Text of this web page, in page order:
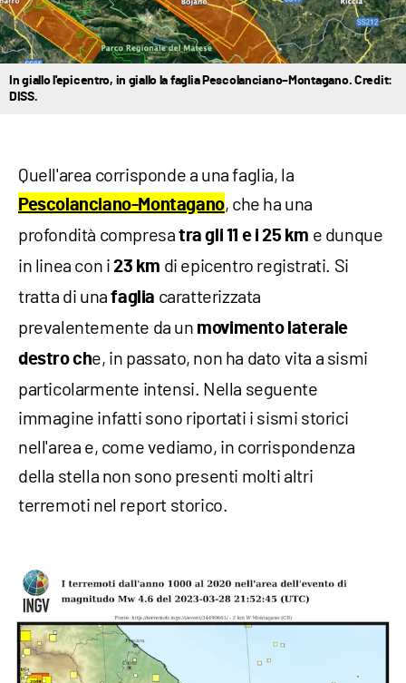
In giallo l'epicentro, in giallo la faglia Pescolanciano–Montagano. Credit:
DISS.
Quell'area corrisponde a una faglia, la
Pescolanciano-Montagano, che ha una
profondità compresatra gli 11 e i 25 km e dunque
in linea con i 23 km di epicentro registrati. Si
tratta di unafaglia caratterizzata
prevalentemente da un movimento laterale
destro che, in passato, non ha dato vita a sismi
particolarmente intensi. Nella seguente
immagine infatti sono riportati i sismi storici
nell'area e, come vediamo, in corrispondenza
della stella non sono presenti molti altri
terremoti nel report storico.